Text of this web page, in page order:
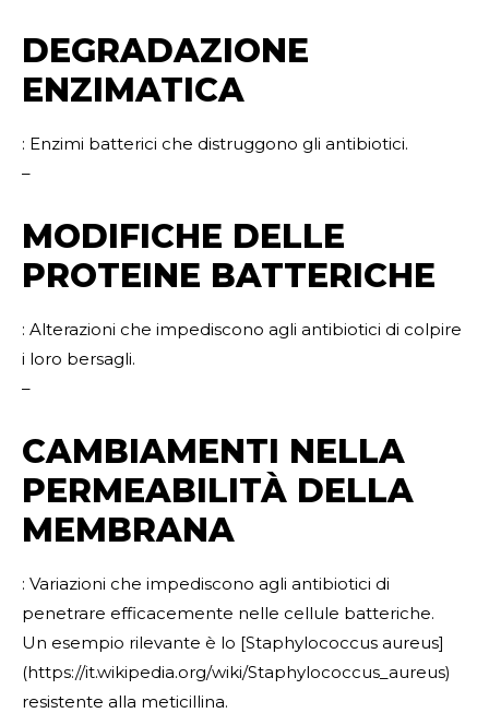
DEGRADAZIONE
ENZIMATICA
: Enzimi batterici che distruggono gli antibiotici.
–
MODIFICHE DELLE
PROTEINE BATTERICHE
: Alterazioni che impediscono agli antibiotici di colpire
i loro bersagli.
–
CAMBIAMENTI NELLA
PERMEABILITÀ DELLA
MEMBRANA
: Variazioni che impediscono agli antibiotici di
penetrare efficacemente nelle cellule batteriche.
Un esempio rilevante è lo [Staphylococcus aureus]
(https://it.wikipedia.org/wiki/Staphylococcus_aureus)
resistente alla meticillina.